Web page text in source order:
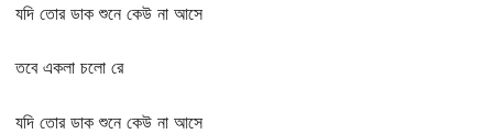
যদি তোর ডাক শুনে কেউ না আসে
তবে একলা চলো রে
যদি তোর ডাক শুনে কেউ না আসে